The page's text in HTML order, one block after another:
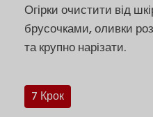
Огірки очистити від
брусочками, оливки
та крупно нарізати.
7 Крок